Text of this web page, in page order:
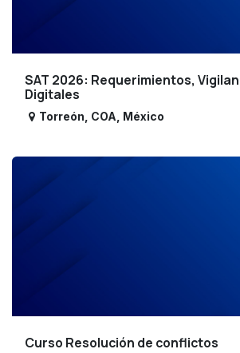
SAT 2026: Requerimientos,
Digitales
Torreón COA México
Curso Resolución de conflictos